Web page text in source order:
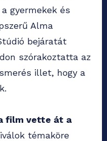
gyermekek és
Alma
bejáratát
szórakoztatta az
illet, hogy a
film vette át a
témaköre